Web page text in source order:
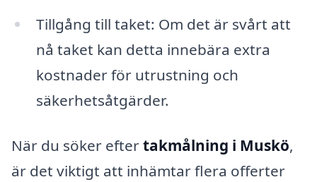
Tillgång till taket: Om det är svårt att
nå taket kan detta innebära extra
kostnader för utrustning och
säkerhetsåtgärder.
När du söker eftertakmålning i Muskö,
är det viktigt att inhämtar flera offerter